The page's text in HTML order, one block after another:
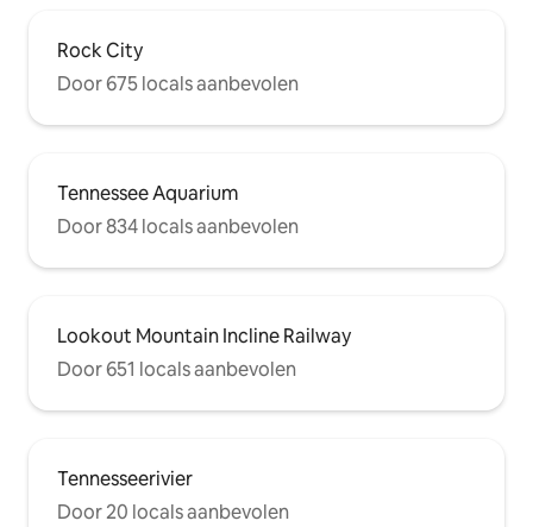
Rock City
Door 675 locals aanbevolen
Tennessee Aquarium
Door 834 locals aanbevolen
Lookout Mountain Incline Railway
Door 651 locals aanbevolen
Tennesseerivier
Door 20 locals aanbevolen